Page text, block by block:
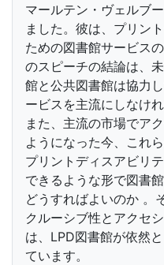
マールテン・ヴェルブ
ました。彼は、プリン
ための図書館サービス
のスピーチの結論は、
館と公共図書館は協力
ービスを主流にしなけ
また、主流の市場でア
ようになった今、これ
プリントディスアビリ
できるような形で図書
どうすればよいのか 。
クルーシブ性とアクセ
は、LPD図書館が依然
ています。